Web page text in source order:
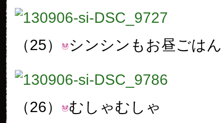
（25） シンシンもお昼ごはん
（26） むしゃむしゃ